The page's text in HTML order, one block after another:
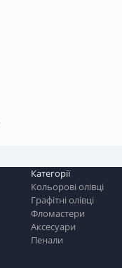
Категорії
Кольорові олівці
Графітні олівці
Фломастери
Аксесуари
Пенали